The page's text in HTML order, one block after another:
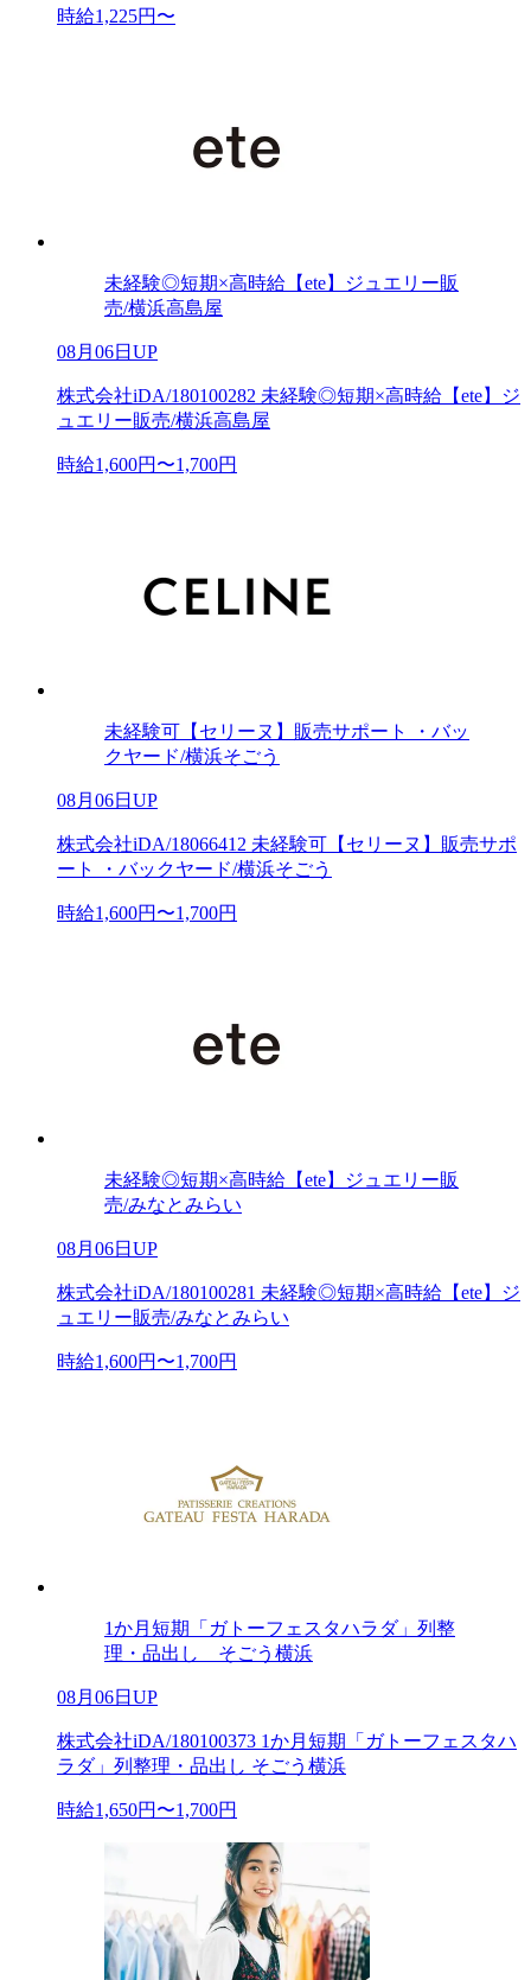
時給1,225円〜
未経験◎短期×高時給【ete】ジュエリー販
売/横浜高島屋
08月06日UP
株式会社iDA/180100282 未経験◎短期×高時給【ete】ジ
ュエリー販売/横浜高島屋
時給1,600円〜1,700円
未経験可【セリーヌ】販売サポート ・バッ
クヤード/横浜そごう
08月06日UP
株式会社iDA/18066412 未経験可【セリーヌ】販売サポ
ート ・バックヤード/横浜そごう
時給1,600円〜1,700円
未経験◎短期×高時給【ete】ジュエリー販
売/みなとみらい
08月06日UP
株式会社iDA/180100281 未経験◎短期×高時給【ete】ジ
ュエリー販売/みなとみらい
時給1,600円〜1,700円
1か月短期「ガトーフェスタハラダ」列整
理・品出し そごう横浜
08月06日UP
株式会社iDA/180100373 1か月短期「ガトーフェスタハ
ラダ」列整理・品出し そごう横浜
時給1,650円〜1,700円